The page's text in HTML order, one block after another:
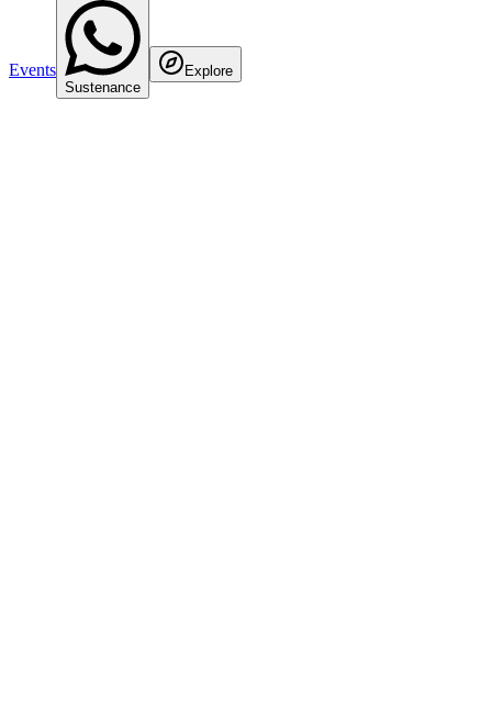
Events
Sustenance
Explore